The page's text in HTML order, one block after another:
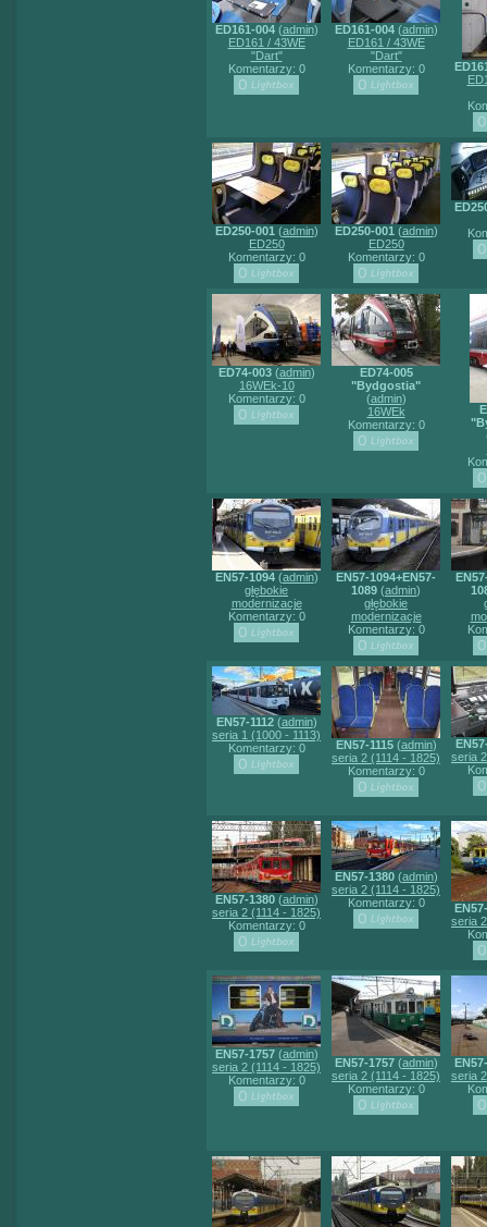
ED161-004(admin)
ED161 / 43WE
"Dart"
Komentarzy: 0
ED161-004(admin)
ED161 / 43WE
"Dart"
Komentarzy: 0
ED250-001 (admin)
ED250
Komentarzy: 0
ED250-001 (admin)
ED250
Komentarzy: 0
ED74-003(admin)
16WEk-10
Komentarzy: 0
ED74-005
"Bydgostia"
(admin)
16WEk
Komentarzy: 0
EN57-1094(admin)
głębokie
modernizacje
Komentarzy: 0
EN57-1094+EN57-
1089 (admin)
głębokie
modernizacje
Komentarzy: 0
EN57-1112(admin)
seria 1 (1000 - 1113)
Komentarzy: 0
EN57-1115(admin)
seria 2 (1114 - 1825)
Komentarzy: 0
seria
EN57-1380(admin)
seria 2 (1114 - 1825)
Komentarzy: 0
EN57-1380(admin)
seria 2 (1114 - 1825)
Komentarzy: 0
seria
EN57-1757(admin)
seria 2 (1114 - 1825)
Komentarzy: 0
EN57-1757(admin)
seria 2 (1114 - 1825)
Komentarzy: 0
seria